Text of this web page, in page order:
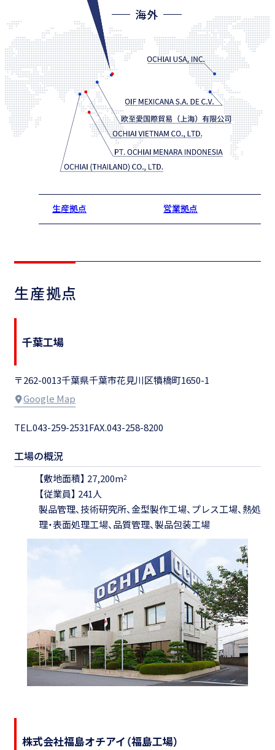
生産拠点 営業拠点
生産拠点
千葉工場
〒262-0013千葉県千葉市花見川区犢橋町1650-1
Google Map
TEL.043-259-2531FAX.043-258-8200
工場の概況
【敷地面積】 27,200m2
【従業員】 241人
製品管理、技術研究所、金型製作工場、プレス工場、熱処
理・表面処理工場、品質管理、製品包装工場
株式会社福島オチアイ （福島工場）